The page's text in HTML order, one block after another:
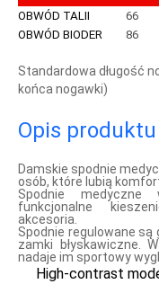
OBWÓD TALII 66
OBWÓD BIODER
86
Standardowa długość
końca nogawki)
Opis produktu
Damskie spodnie
osób, które lubią
Spodnie medyczne
funkcjonalne
akcesoria.
Spodnie regulowane
zamki błyskawiczne.
nadaje im sportowy
High-contrast